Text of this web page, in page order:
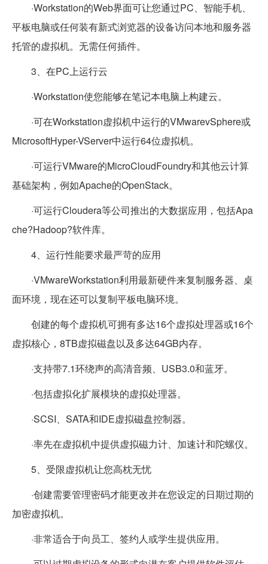
·Workstation的Web界面可让您通过PC、智能手机、
平板电脑或任何装有新式浏览器的设备访问本地和服务器
托管的虚拟机。无需任何插件。
3、在PC上运行云
·Workstation使您能够在笔记本电脑上构建云。
·可在Workstation虚拟机中运行的VMwarevSphere或
MicrosoftHyper-VServer中运行64位虚拟机。
·可运行VMware的MicroCloudFoundry和其他云计算
基础架构，例如Apache的OpenStack。
·可运行Cloudera等公司推出的大数据应用，包括Apa
che?Hadoop?软件库。
4、运行性能要求最严苛的应用
·VMwareWorkstation利用最新硬件来复制服务器、桌
面环境，现在还可以复制平板电脑环境。
创建的每个虚拟机可拥有多达16个虚拟处理器或16个
虚拟核心，8TB虚拟磁盘以及多达64GB内存。
·支持带7.1环绕声的高清音频、USB3.0和蓝牙。
·包括虚拟化扩展模块的虚拟处理器。
·SCSI、SATA和IDE虚拟磁盘控制器。
·率先在虚拟机中提供虚拟磁力计、加速计和陀螺仪。
5、受限虚拟机让您高枕无忧
·创建需要管理密码才能更改并在您设定的日期过期的
加密虚拟机。
·非常适合于向员工、签约人或学生提供应用。